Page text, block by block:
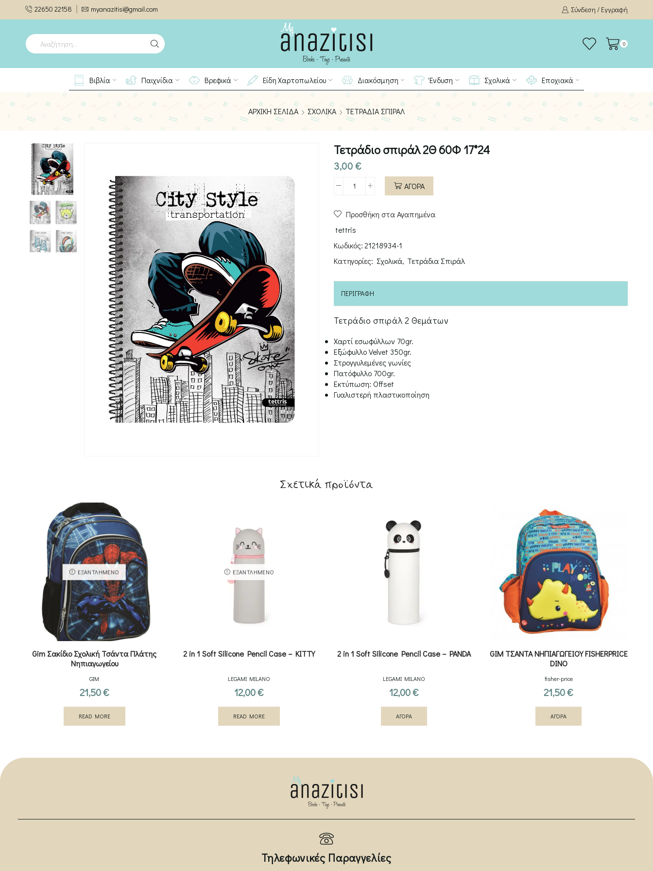
22650 22158 myanazitisi@gmail.com Σύνδεση / Εγγραφή
0
Βιβλία Παιχνίδια Βρεφικά Είδη Χαρτοπωλείου Διακόσμηση Ένδυση Σχολικά Εποχιακά
ΑΡΧΙΚΉ ΣΕΛΊΔΑ ΣΧΟΛΙΚΆ ΤΕΤΡΆΔΙΑ ΣΠΙΡΆΛ
Τετράδιο σπιράλ 2Θ 60Φ 17*24
3,00€
Τετράδιο
2Θ
60Φ
17*24
ποσότητα
ΑΓΟΡΑ
Προσθήκη στα Αγαπημένα
tettris
Κωδικός:21218934-1
Κατηγορίες: Σχολικά, Τετράδια Σπιράλ
ΠΕΡΙΓΡΑΦΉ
Τετράδιο σπιράλ 2 Θεμάτων
Χαρτί εσωφύλλων 70gr.
Εξώφυλλο Velvet 350gr.
Στρογγυλεμένες γωνίες
Πατόφυλλο 700gr.
Εκτύπωση: Offset
Γυαλιστερή πλαστικοποίηση
Σχετικά προϊόντα
ΕΞΑΝΤΛΗΜΈΝΟ
Gim Σακίδιο Σχολική Τσάντα Πλάτης
Νηπιαγωγείου
GIM
21,50€
READ MORE
ΕΞΑΝΤΛΗΜΈΝΟ
2 in 1 Soft Silicone Pencil Case – KITTY
LEGAMI MILANO
12,00€
READ MORE
2 in 1 Soft Silicone Pencil Case – PANDA
LEGAMI MILANO
12,00€
ΑΓΟΡΑ
GIM ΤΣΑΝΤΑ ΝΗΠΙΑΓΩΓΕΙΟΥ FISHERPRICE
DINO
fisher-price
21,50€
ΑΓΟΡΑ
Τηλεφωνικές Παραγγελίες